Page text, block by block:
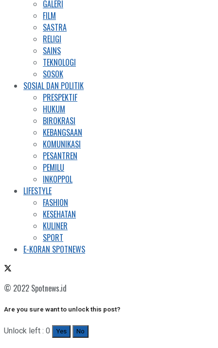
GALERI
FILM
SASTRA
RELIGI
SAINS
TEKNOLOGI
SOSOK
SOSIAL DAN POLITIK
PRESPEKTIF
HUKUM
BIROKRASI
KEBANGSAAN
KOMUNIKASI
PESANTREN
PEMILU
INKOPPOL
LIFESTYLE
FASHION
KESEHATAN
KULINER
SPORT
E-KORAN SPOTNEWS
© 2022 Spotnews.id
Are you sure want to unlock this post?
Unlock left : 0 Yes No